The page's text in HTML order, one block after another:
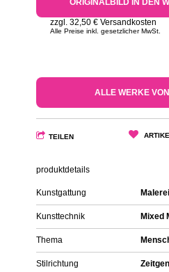
zzgl. 32,50 € Versandkosten
Alle Preise inkl. gesetzlicher MwSt.
ALLE WERKE
TEILEN
produktdetails
Kunstgattung Malerei
Kunsttechnik Mixed
Thema
Stilrichtung